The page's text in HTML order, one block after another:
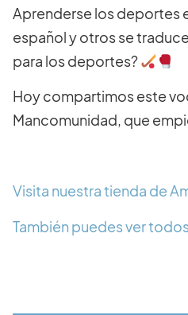
Aprenderse los deportes
español y otros se
para los deportes?
Hoy compartimos este
Mancomunidad, que
Visita nuestra tienda de
También puedes ver